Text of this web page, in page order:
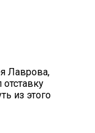
Лаврова,
из этого